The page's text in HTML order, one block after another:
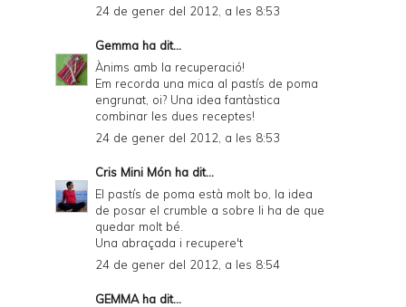
F
24 de gener del 2012, a les 8:53
Gemma ha dit...
Ànims amb la recuperació!
Em recorda una mica al pastís de poma
engrunat, oi? Una idea fantàstica
combinar les dues receptes!
24 de gener del 2012, a les 8:53
Cris Mini Món ha dit...
El pastís de poma està molt bo, la idea
de posar el crumble a sobre li ha de que
quedar molt bé.
Una abraçada i recupere't
24 de gener del 2012, a les 8:54
GEMMAha dit...